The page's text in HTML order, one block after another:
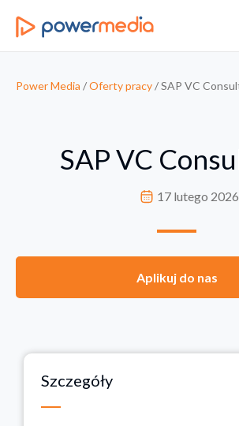
Power Media /Oferty pracy/SAP VC
SAP VC
17 lutego 2026
Aplikuj do nas
Szczegóły